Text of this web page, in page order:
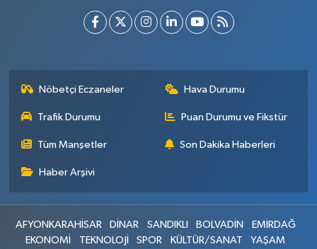
Nöbetçi Eczaneler Hava Durumu
Trafik Durumu Puan Durumu ve Fikstür
Tüm Manşetler Son Dakika Haberleri
Haber Arşivi
AFYONKARAHİSAR DİNAR SANDIKLI BOLVADİN
EMİRDAĞ
EKONOMİ
TEKNOLOJİ SPOR KÜLTÜR/SANAT
YAŞAM